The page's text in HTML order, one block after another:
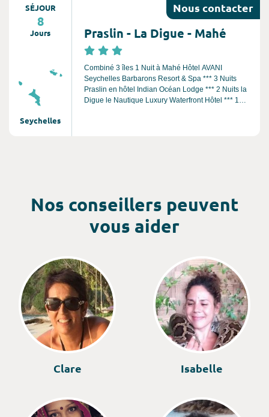
SÉJOUR
8
Jours
Seychelles
Nous contacter
Praslin - La Digue - Mahé
Combiné 3 îles 1 Nuit à Mahé Hôtel AVANI
Seychelles Barbarons Resort & Spa *** 3 Nuits
Praslin en hôtel Indian Océan Lodge *** 2 Nuits la
Digue le Nautique Luxury Waterfront Hôtel *** 1
Nos conseillers peuvent
vous aider
Clare Isabelle